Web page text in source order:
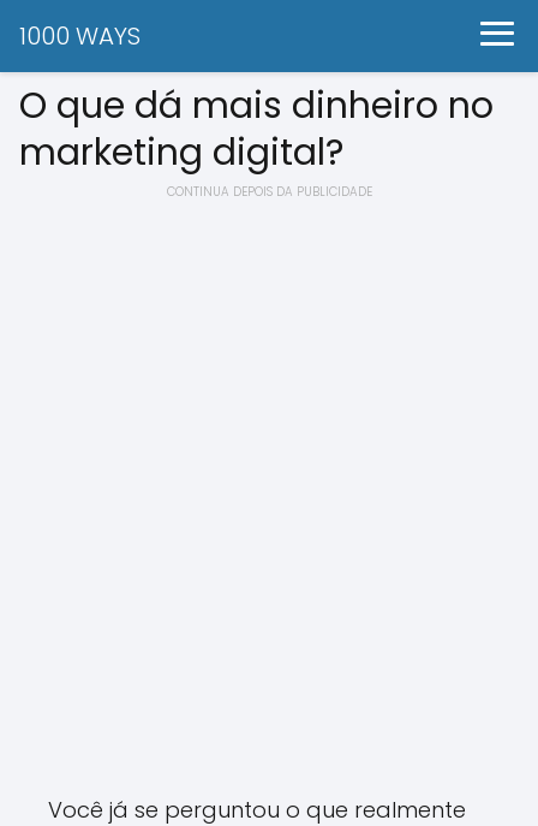
1000 WAYS
O que dá mais dinheiro no
marketing digital?
CONTINUA DEPOIS DA PUBLICIDADE
Você já se perguntou o que realmente